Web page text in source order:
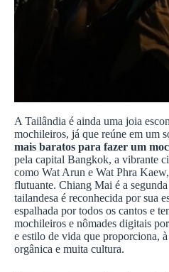
A Tailândia é ainda uma joia
mochileiros, já que reúne em um
mais baratos para fazer um
pela capital Bangkok, a vibrante
como Wat Arun e Wat Phra
flutuante. Chiang Mai é a
tailandesa é reconhecida por sua
espalhada por todos os cantos e
mochileiros e nômades digitais
e estilo de vida que proporciona,
orgânica e muita cultura.